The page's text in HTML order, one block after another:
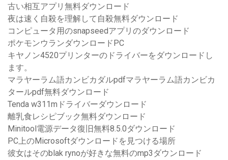
古い相互アプリ無料ダウンロード
夜は速く自殺を理解して自殺無料ダウンロード
コンピュータ用のsnapseedアプリのダウンロード
ポケモンウランダウンロードPC
キヤノン4520プリンターのドライバーをダウンロードし
ます。
マラヤーラム語カンビカダルpdfマラヤーラム語カンビカ
タールpdf無料ダウンロード
Tenda w311mドライバーダウンロード
離乳食レシピブック無料ダウンロード
Minitool電源データ復旧無料8.5.0ダウンロード
PC上のMicrosoftダウンロードを見つける場所
彼女はそのblak rynoが好きな無料のmp3ダウンロード